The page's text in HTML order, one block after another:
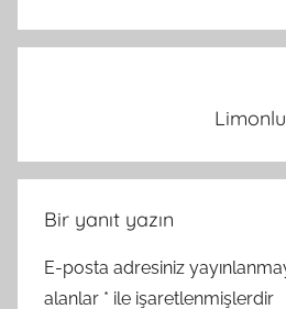
Bir yanıt yazın
E-posta adresiniz
alanlar * ile işaretlenmişlerdir